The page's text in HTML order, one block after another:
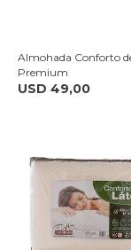
Almohada Conforto
Premium
USD 49,00